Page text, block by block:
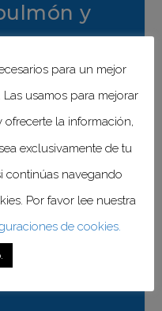
y
10 trasplantes
3 se
públicos. En
años, informó
además que
con
como parte
para un mejor
usamos para mejorar
la información,
exclusivamente de tu
continúas navegando
Por favor lee nuestra
de cookies.